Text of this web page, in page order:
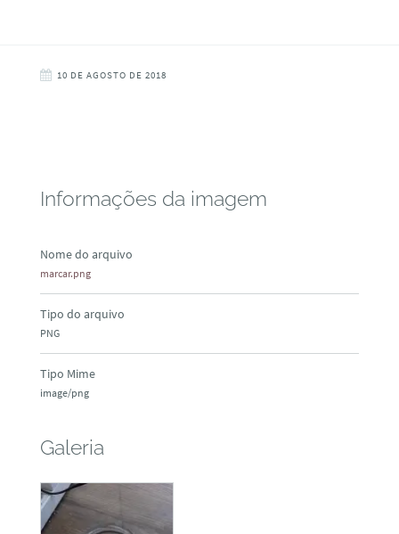
10 DE AGOSTO DE 2018
Informações da imagem
Nome do arquivo
marcar.png
Tipo do arquivo
PNG
Tipo Mime
image/png
Galeria